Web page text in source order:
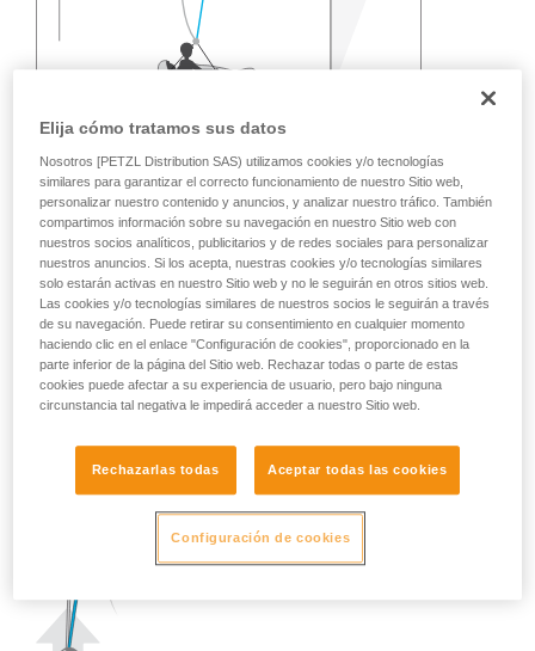
Elija cómo tratamos sus datos
Nosotros [PETZL Distribution SAS) utilizamos cookies y/o tecnologías
similares para garantizar el correcto funcionamiento de nuestro Sitio web,
personalizar nuestro contenido y anuncios, y analizar nuestro tráfico. También
compartimos información sobre su navegación en nuestro Sitio web con
nuestros socios analíticos, publicitarios y de redes sociales para personalizar
nuestros anuncios. Si los acepta, nuestras cookies y/o tecnologías similares
solo estarán activas en nuestro Sitio web y no le seguirán en otros sitios web.
Las cookies y/o tecnologías similares de nuestros socios le seguirán a través
de su navegación. Puede retirar su consentimiento en cualquier momento
haciendo clic en el enlace "Configuración de cookies", proporcionado en la
parte inferior de la página del Sitio web. Rechazar todas o parte de estas
cookies puede afectar a su experiencia de usuario, pero bajo ninguna
circunstancia tal negativa le impedirá acceder a nuestro Sitio web.
Rechazarlas todas Aceptar todas las cookies
Configuración de cookies